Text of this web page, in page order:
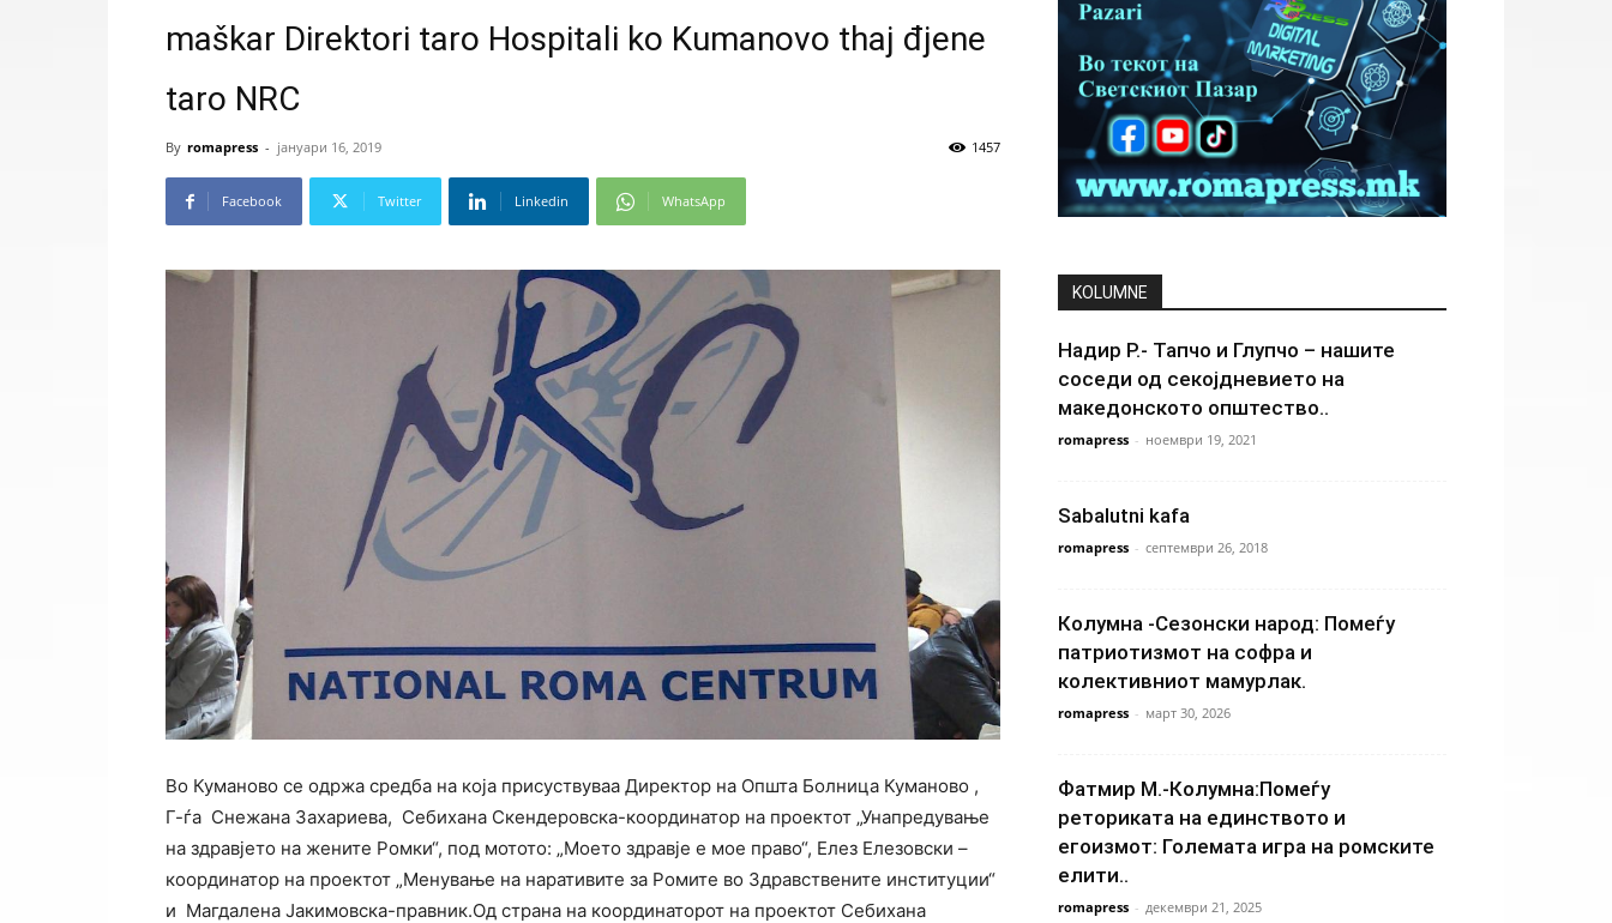
maškar Direktori taro Hospitali ko Kumanovo thaj đjene
taro NRC
By romapress - јануари 16, 2019 1457
Facebook Twitter Linkedin WhatsApp
Во Куманово се одржа средба на која присуствуваа Директор на Општа Болница Куманово ,
Г-ѓа Снежана Захариева, Себихана Скендеровска-координатор на проектот „Унапредување
на здравјето на жените Ромки“, под мотото: „Моето здравје е мое право“, Елез Елезовски –
координатор на проектот „Менување на наративите за Ромите во Здравствените институции“
и Магдалена Јакимовска-правник.Од страна на координаторот на проектот Себихана
KOLUMNE
Надир Р.- Тапчо и Глупчо – нашите
соседи од секојдневието на
македонското општество..
romapress - ноември 19, 2021
Sabalutni kafa
romapress - септември 26, 2018
Колумна -Сезонски народ: Помеѓу
патриотизмот на софра и
колективниот мамурлак.
romapress - март 30, 2026
Фатмир М.-Колумна:Помеѓу
реториката на единството и
егоизмот: Големата игра на ромските
елити..
romapress - декември 21, 2025